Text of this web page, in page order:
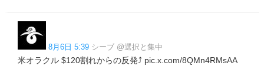
8月6日 5:39 シーブ @選択と集中
米オラクル $120割れからの反発⤴️ pic.x.com/8QMn4RMsAA